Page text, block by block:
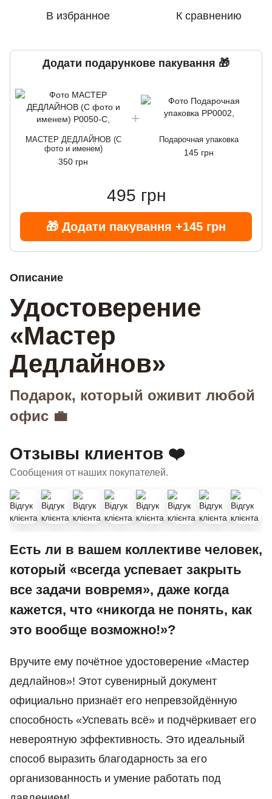
В избранное К сравнению
Додати подарункове пакування 🎁
МАСТЕР ДЕДЛАЙНОВ (С
фото и именем)
350 грн
Подарочная упаковка
145 грн
495 грн
Описание
Удостоверение
«Мастер
Дедлайнов»
Подарок, который оживит любой
офис 💼
Отзывы клиентов ❤️
Сообщения от наших покупателей.
Есть ли в вашем коллективе человек,
который «всегда успевает закрыть
все задачи вовремя», даже когда
кажется, что «никогда не понять, как
это вообще возможно!»?
Вручите ему почётное удостоверение «Мастер
дедлайнов»! Этот сувенирный документ
официально признаёт его непревзойдённую
способность «Успевать всё» и подчёркивает его
невероятную эффективность. Это идеальный
способ выразить благодарность за его
организованность и умение работать под